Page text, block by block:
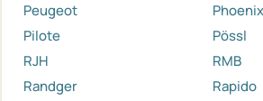
Peugeot
Phoenix
Pilote
Pössl
RJH
RMB
Randger
Rapido